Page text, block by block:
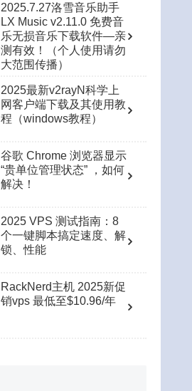
2025.7.27洛雪音乐助手
LX Music v2.11.0 免费音
乐无损音乐下载软件—亲
测有效！（个人使用请勿
大范围传播）
2025最新v2rayN科学上
网客户端下载及其使用教
程（windows教程）
谷歌 Chrome 浏览器显示
“贵单位管理状态” ，如何
解决！
2025 VPS 测试指南：8
个一键脚本搞定速度、解
锁、性能
RackNerd主机 2025新促
销vps 最低至$10.96/年